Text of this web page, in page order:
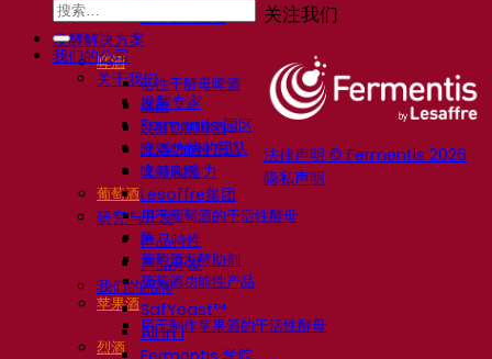
酒水饮料品鉴
发酵解决方案
啤酒
活性干酵母啤酒
细菌
发酵助剂啤酒
啤酒功能性产品
啤酒风格
葡萄酒
用于葡萄酒的干活性酵母
酶
葡萄酒发酵助剂
葡萄酒功能性产品
苹果酒
用于制作苹果酒的干活性酵母
烈酒
关注我们
法律声明 © Fermentis 2026
隐私声明
我们的公司
关于我们
发酵专家
Fermentis 园区
充满热情的团队
支持创造力
Lesaffre集团
研究与开发
产品特性
产品开发
我们的品牌
SafYeast™
All In 1